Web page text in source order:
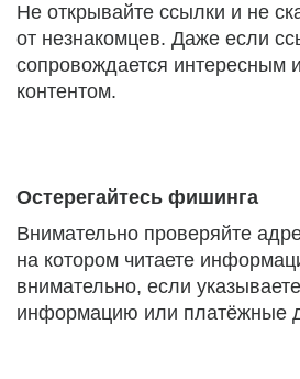
Не открывайте ссылки и не
от незнакомцев. Даже если
сопровождается интересным
контентом.
Остерегайтесь фишинга
Внимательно проверяйте
на котором читаете
внимательно, если
информацию или платёжные